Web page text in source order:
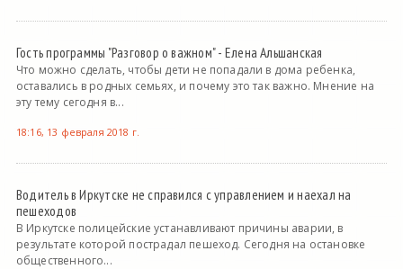
Гость программы "Разговор о важном" - Елена Альшанская
Что можно сделать, чтобы дети не попадали в дома ребенка,
оставались в родных семьях, и почему это так важно. Мнение на
эту тему сегодня в...
18:16, 13 февраля 2018 г.
Водитель в Иркутске не справился с управлением и наехал на
пешеходов
В Иркутске полицейские устанавливают причины аварии, в
результате которой пострадал пешеход. Сегодня на остановке
общественного...